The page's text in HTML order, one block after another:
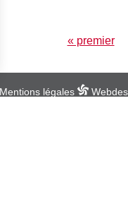
PAGES
« premier
Mentions légales